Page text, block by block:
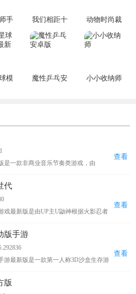
手
版
我们相距十
万光年
动物时尚裁
缝店
模
魔性乒乓安
小小收纳师
是一款非商业音乐节奏类游戏，由
网上知名度很高的零号车辆、喜之郎果
空人、初音未来的消失等原创歌曲关卡
，可以让玩家在玩游戏的同时也能听音
查看
代
戏最新版是由UP主U鼬神根据火影忍者
秽土转生·解」等多位原作角色，每个角
组合与秘卷系统，玩家可通过连招、位
自由度操作。除单人剧情外，还包含对
尽试炼、演练等玩法，满足休闲刷本与
查看
版手游
游最新版是一款第一人称3D沙盒生存游
作工具和武器来生存和生活，并挑战不
外，我的世界移动版手游最新版中为了
查看
版